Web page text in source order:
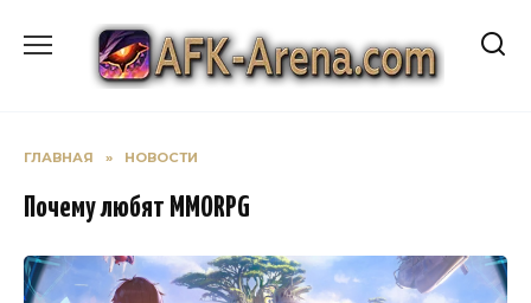
содержанию
ГЛАВНАЯ » НОВОСТИ
Почему любят MMORPG